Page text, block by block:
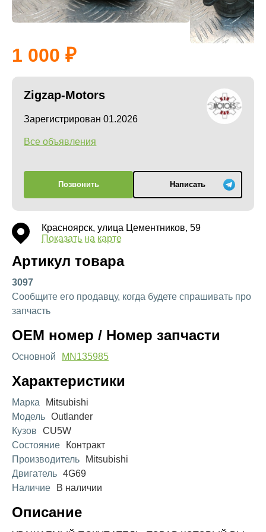
1 000
Zigzap-Motors
Зарегистрирован 01.2026
Все объявления
Позвонить Написать
Красноярск, улица Цементников, 59
Показать на карте
Артикул товара
3097
Сообщите его продавцу, когда будете спрашивать про
запчасть
OEM номер / Номер запчасти
Основной MN135985
Характеристики
Марка
Mitsubishi
Модель Outlander
Кузов
CU5W
Состояние
Контракт
Производитель
Mitsubishi
Двигатель 4G69
Наличие
В наличии
Описание